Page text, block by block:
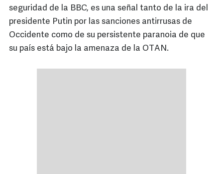
seguridad de la BBC, es una señal tanto de la ira del
presidente Putin por las sanciones antirrusas de
Occidente como de su persistente paranoia de que
su país está bajo la amenaza de la OTAN.